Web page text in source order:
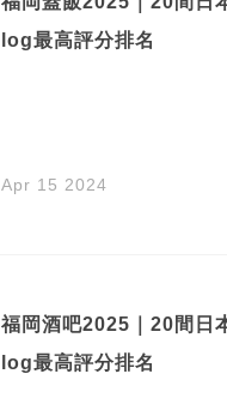
log最高評分排名
Apr 15 2024
福岡酒吧2025｜20間日
log最高評分排名